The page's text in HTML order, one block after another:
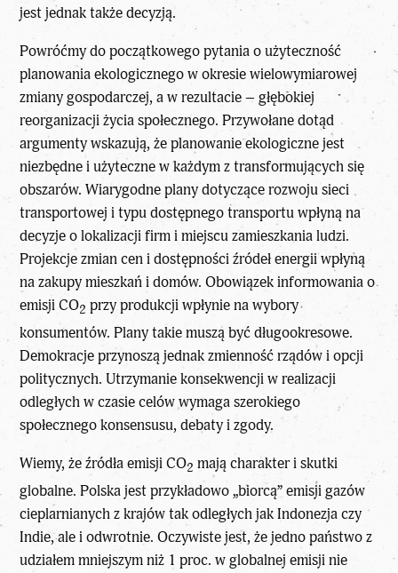
jest jednak także decyzją.
Powróćmy do początkowego pytania o użyteczność
planowania ekologicznego w okresie wielowymiarowej
zmiany gospodarczej, a w rezultacie – głębokiej
reorganizacji życia społecznego. Przywołane dotąd
argumenty wskazują, że planowanie ekologiczne jest
niezbędne i użyteczne w każdym z transformujących się
obszarów. Wiarygodne plany dotyczące rozwoju sieci
transportowej i typu dostępnego transportu wpłyną na
decyzje o lokalizacji firm i miejscu zamieszkania ludzi.
Projekcje zmian cen i dostępności źródeł energii wpłyną
na zakupy mieszkań i domów. Obowiązek informowania o
emisji CO2 przy produkcji wpłynie na wybory
konsumentów. Plany takie muszą być długookresowe.
Demokracje przynoszą jednak zmienność rządów i opcji
politycznych. Utrzymanie konsekwencji w realizacji
odległych w czasie celów wymaga szerokiego
społecznego konsensusu,debatyi zgody.
Wiemy, że źródła emisji CO2 mają charakter i skutki
globalne. Polska jest przykładowo „biorcą” emisji gazów
cieplarnianych z krajów tak odległych jak Indonezja czy
Indie, ale i odwrotnie. Oczywiste jest, że jedno państwo z
udziałem mniejszym niż 1 proc. w globalnej emisji nie